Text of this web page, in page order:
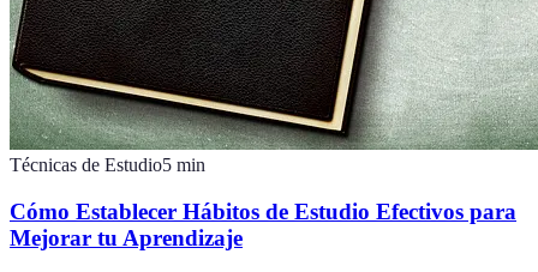
Técnicas de Estudio5 min
Cómo Establecer Hábitos de Estudio Efectivos para
Mejorar tu Aprendizaje